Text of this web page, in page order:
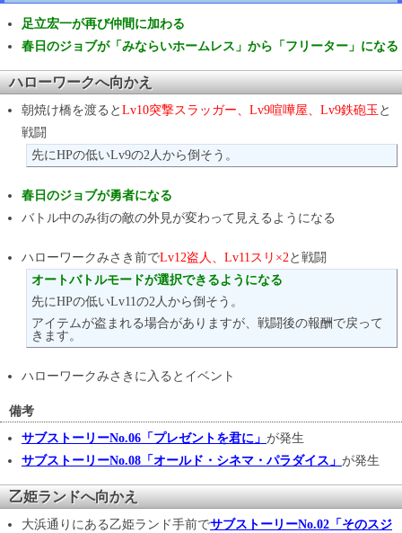
足立宏一が再び仲間に加わる
春日のジョブが「みならいホームレス」から「フリーター」になる
ハローワークへ向かえ
朝焼け橋を渡ると Lv10突撃スラッガー、Lv9喧嘩屋、Lv9鉄砲玉 と
戦闘
先にHPの低いLv9の2人から倒そう。
春日のジョブが勇者になる
バトル中のみ街の敵の外見が変わって見えるようになる
ハローワークみさき前でLv12盗人、Lv11スリ×2 と戦闘
オートバトルモードが選択できるようになる
先にHPの低いLv11の2人から倒そう。
アイテムが盗まれる場合がありますが、戦闘後の報酬で戻って
きます。
ハローワークみさきに入るとイベント
備考
サブストーリーNo.06「プレゼントを君に」 が発生
サブストーリーNo.08「オールド・シネマ・パラダイス」 が発生
乙姫ランドへ向かえ
大浜通りにある乙姫ランド手前でサブストーリーNo.02「そのスジ